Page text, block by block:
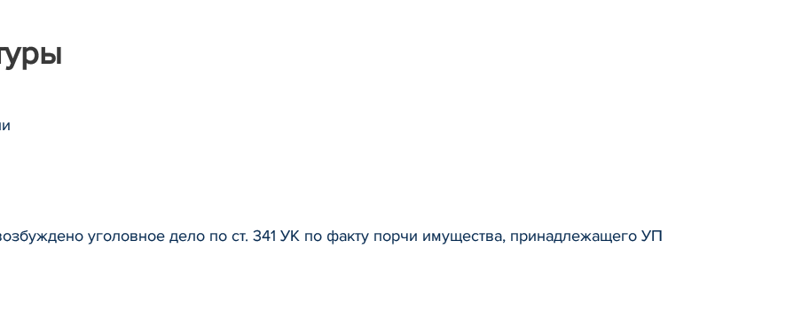
уголовное дело по ст. 341 УК по факту порчи имущества, принадлежащего УП